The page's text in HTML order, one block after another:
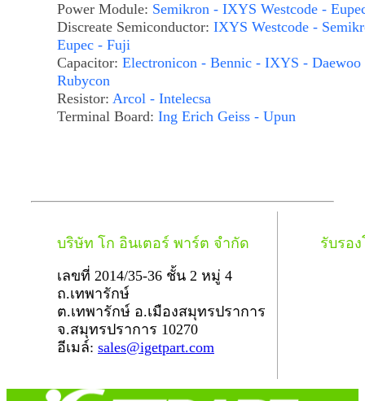
Power Module: Semikron - IXYS Westcode -
Discreate Semiconductor: IXYS Westcode -
Eupec - Fuji
Capacitor: Electronicon - Bennic - IXYS - Daewoo
Rubycon
Resistor: Arcol - Intelecsa
Terminal Board: Ing Erich Geiss - Upun
บริษัท โก อินเตอร์ พาร์ต จำกัด
เลขที่ 2014/35-36 ชั้น 2 หมู่ 4
ถ.เทพารักษ์
ต.เทพารักษ์ อ.เมืองสมุทรปราการ
จ.สมุทรปราการ 10270
อีเมล์: sales@igetpart.com
รับรอ